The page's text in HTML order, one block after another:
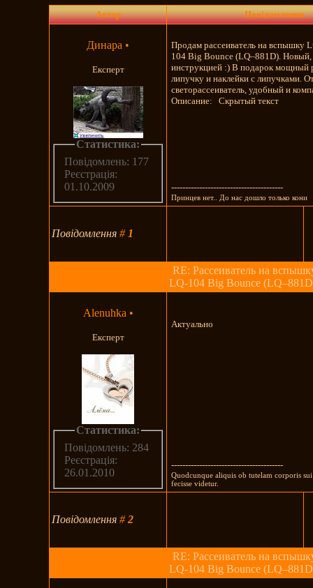
Автор Повідомлення
Динара •
Експерт
Статистика:
Повідомлень: 177
Реєстрація:
01.10.2009
Продам рассеиватель на вспышку
104 Big Bounce (LQ–881D). Новый,
инструкцией :) В подарок мощный
липучку и наклейки с липучками.
светорассеиватель, удобный и
Описание: Скрытый текст
----------------------------------------
Принцев нет.. До нас дошло только кони
Повідомлення# 1
RE: Рассеиватель на
LQ-104 Big Bounce
Alenuhka •
Експерт
Статистика:
Повідомлень: 284
Реєстрація:
26.01.2010
Актуально
----------------------------------------
Quodcunque aliquis ob tutelam corporis
fecisse videtur.
Повідомлення#2
RE: Рассеиватель на
LQ-104 Big Bounce